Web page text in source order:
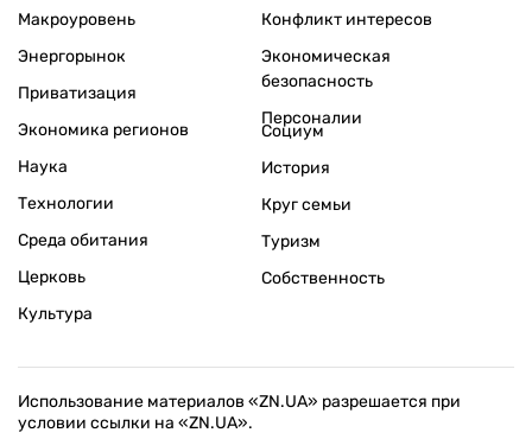
Макроуровень
Энергорынок
Приватизация
Экономика регионов
Конфликт интересов
Экономическая
безопасность
Персоналии
Наука
Технологии
Среда обитания
Церковь
Культура
Социум
История
Круг семьи
Туризм
Собственность
Использование материалов «ZN.UA» разрешается при
условии ссылки на «ZN.UA».